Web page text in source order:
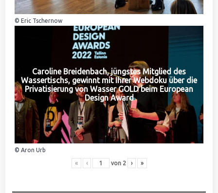
© Eric Tschernow
Caroline Breidenbach, jüngstes Mitglied des
Wassertischs, gewinnt mit Ihrer Webdoku über die
Privatisierung von Wasser GOLD beim European
Design Award
© Aron Urb
« ‹ von 2 › »